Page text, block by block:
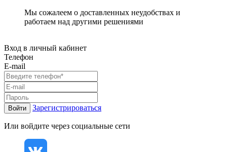
Мы сожалеем о доставленных неудобствах и
работаем над другими решениями
Вход в личный кабинет
Телефон
E-mail
Войти Зарегистрироваться
Или войдите через социальные сети